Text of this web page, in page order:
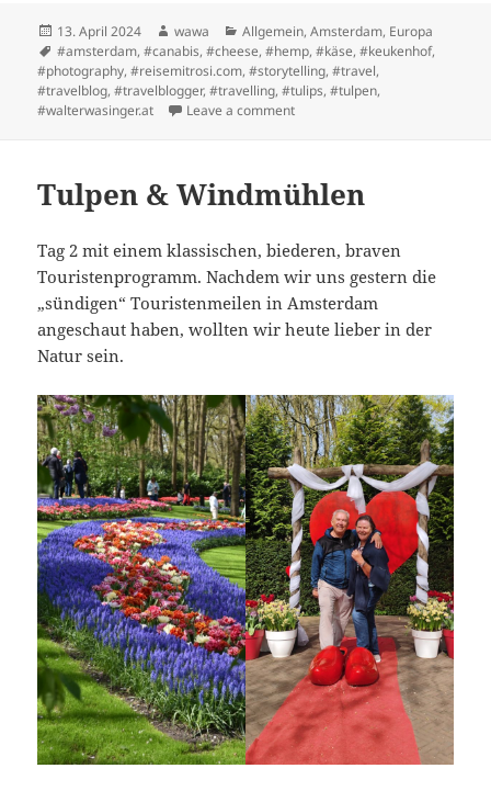
Posted
on
13. April 2024 Author
wawa Categories
Allgemein,Amsterdam, Europa
Tags
#amsterdam,#canabis,#cheese,#hemp,#käse,#keukenhof,
#photography,#reisemitrosi.com,#storytelling,#travel,
#travelblog,#travelblogger,#travelling,#tulips,#tulpen,
#walterwasinger.at
Leave a commenton Nicht nur Tulpen in
Tulpen & Windmühlen
Tag 2 mit einem klassischen, biederen, braven
Touristenprogramm. Nachdem wir uns gestern die
„sündigen“ Touristenmeilen in Amsterdam
angeschaut haben, wollten wir heute lieber in der
Natur sein.